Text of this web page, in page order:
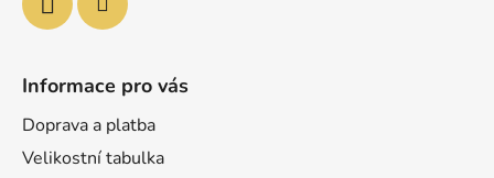
Informace pro vás
Doprava a platba
Velikostní tabulka